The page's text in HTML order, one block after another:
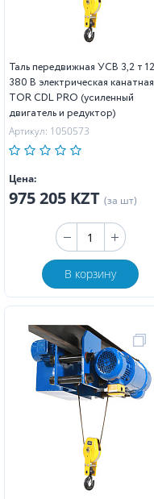
Таль передвижная УСВ 3,2 т 12 м
380 В электрическая канатная
TOR CDL PRO (усиленный
двигатель и редуктор)
Артикул: 1050573
Цена:
975 205 KZT (за шт)
В корзину